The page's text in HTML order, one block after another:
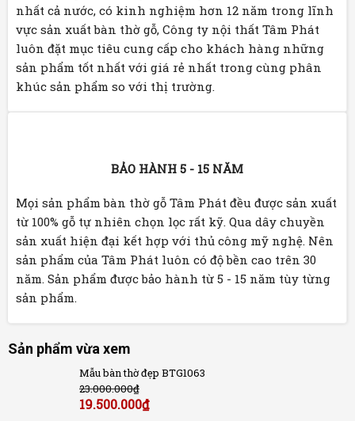
nhất cả nước, có kinh nghiệm hơn 12 năm trong lĩnh
vực sản xuất bàn thờ gỗ, Công ty nội thất Tâm Phát
luôn đặt mục tiêu cung cấp cho khách hàng những
sản phẩm tốt nhất với giá rẻ nhất trong cùng phân
khúc sản phẩm so với thị trường.
BẢO HÀNH 5 - 15 NĂM
Mọi sản phẩm bàn thờ gỗ Tâm Phát đều được sản xuất
từ 100% gỗ tự nhiên chọn lọc rất kỹ. Qua dây chuyền
sản xuất hiện đại kết hợp với thủ công mỹ nghệ. Nên
sản phẩm của Tâm Phát luôn có độ bền cao trên 30
năm. Sản phẩm được bảo hành từ 5 - 15 năm tùy từng
sản phẩm.
Sản phẩm vừa xem
Mẫu bàn thờ đẹp BTG1063
23.000.000₫
19.500.000₫